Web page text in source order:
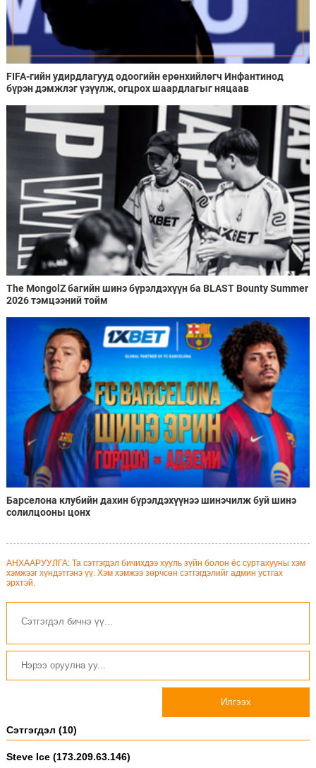
FIFA-гийн удирдлагууд одоогийн ерөнхийлөгч Инфантинод
бүрэн дэмжлэг үзүүлж, огцрох шаардлагыг няцаав
The MongolZ багийн шинэ бүрэлдэхүүн ба BLAST Bounty Summer
2026 тэмцээний тойм
Барселона клубийн дахин бүрэлдэхүүнээ шинэчилж буй шинэ
солилцооны цонх
АНХААРУУЛГА: Та сэтгэгдэл бичихдээ хууль зүйн болон ёс суртахууны хэм
хэмжээг хүндэтгэнэ үү. Хэм хэмжээ зөрчсөн сэтгэгдэлийг админ устгах
эрхтэй.
Илгээх
Сэтгэгдэл (10)
Steve Ice (173.209.63.146)